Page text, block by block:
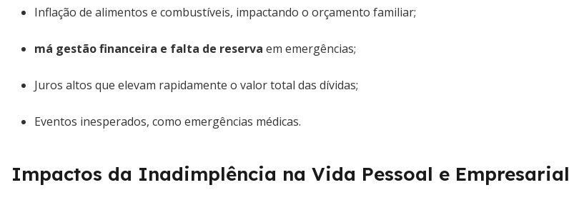
Inflação de alimentos e combustíveis, impactando o orçamento familiar;
má gestão financeira e falta de reserva em emergências;
Juros altos que elevam rapidamente o valor total das dívidas;
Eventos inesperados, como emergências médicas.
Impactos da Inadimplência na Vida Pessoal e Empresarial